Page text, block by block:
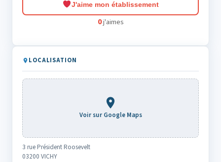
J'aime mon établissement
0j'aimes
LOCALISATION
Voir sur Google Maps
3 rue Président Roosevelt
03200 VICHY